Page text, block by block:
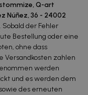
Q-art
Núñez, 36 - 24002
der Fehler
Bestellung oder eine
ohne dass
Versandkosten zahlen
werden
und es werden dem
des erneuten